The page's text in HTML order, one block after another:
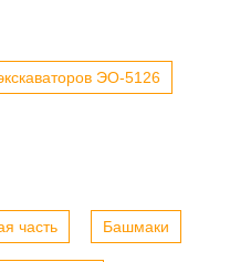
ЭО-5126
часть Башмаки